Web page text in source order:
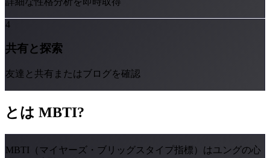
4
共有と探索
友達と共有またはブログを確認
とは MBTI?
MBTI（マイヤーズ・ブリッグスタイプ指標）はユングの心